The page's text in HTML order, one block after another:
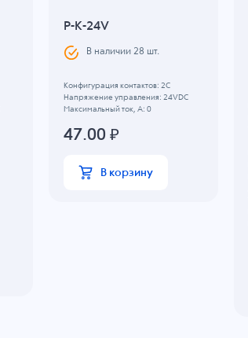
P-K-24V
В наличии28 шт.
Конфигурация контактов: 2С
Напряжение управления: 24VDC
Максимальный ток, А: 0
47.00 ₽
В корзину